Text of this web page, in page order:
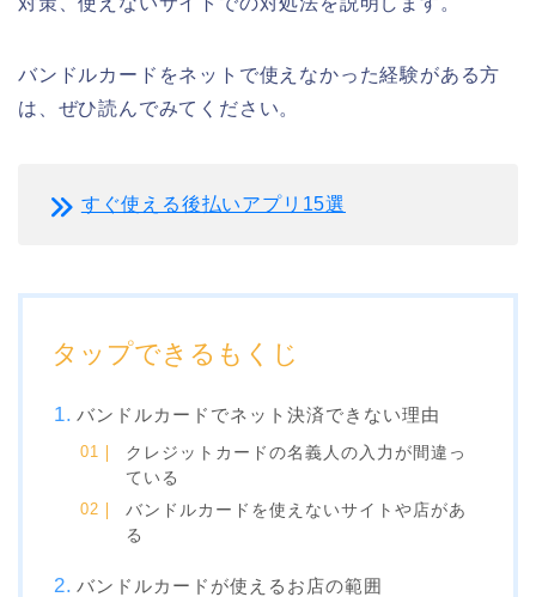
バンドルカードをネットで使えなかった経験がある方
は、ぜひ読んでみてください。
すぐ使える後払いアプリ15選
タップできるもくじ
バンドルカードでネット決済できない理由
クレジットカードの名義人の入力が間違っ
ている
バンドルカードを使えないサイトや店があ
る
バンドルカードが使えるお店の範囲